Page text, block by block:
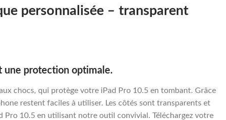
personnalisée – transparent
une protection optimale.
chocs, qui protège votre iPad Pro 10.5 en tombant. Grâce
restent faciles à utiliser. Les côtés sont transparents et
10.5 en utilisant notre outil convivial. Téléchargez votre